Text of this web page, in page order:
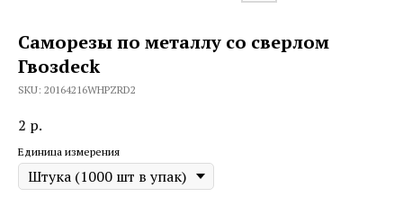
Саморезы по металлу со сверлом
Гвозdeck
SKU: 20164216WHPZRD2
2 р.
Единица измерения